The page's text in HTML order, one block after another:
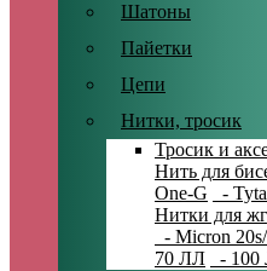
Шатоны
Пайетки
Цепи
Нитки, тросик
Тросик и
Нить для
One-G
-
Нитки для
- Micron
70 ЛЛ
-